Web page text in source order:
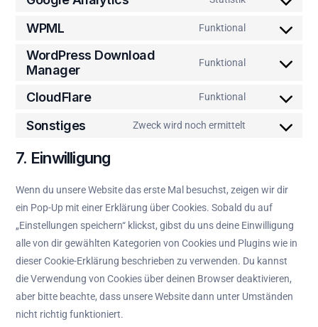
WPML Funktional
WordPress Download
Manager
Funktional
CloudFlare Funktional
Sonstiges Zweck wird noch ermittelt
7. Einwilligung
Wenn du unsere Website das erste Mal besuchst, zeigen wir dir
ein Pop-Up mit einer Erklärung über Cookies. Sobald du auf
„Einstellungen speichern“ klickst, gibst du uns deine Einwilligung
alle von dir gewählten Kategorien von Cookies und Plugins wie in
dieser Cookie-Erklärung beschrieben zu verwenden. Du kannst
die Verwendung von Cookies über deinen Browser deaktivieren,
aber bitte beachte, dass unsere Website dann unter Umständen
nicht richtig funktioniert.